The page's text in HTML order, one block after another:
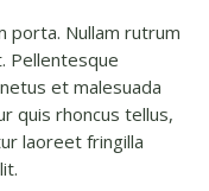
porta. Nullam rutrum
Pellentesque
et malesuada
quis rhoncus tellus,
laoreet fringilla